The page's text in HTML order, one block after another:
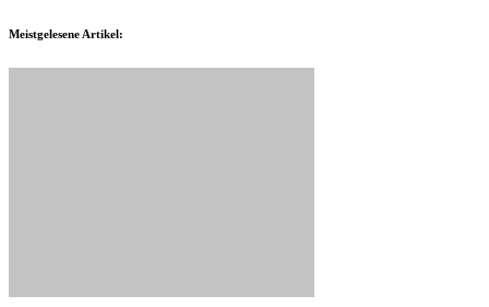
Meistgelesene Artikel: